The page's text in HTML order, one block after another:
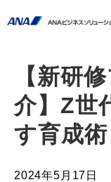
【新研
介】 Z世
す育成術
2024年5月17日